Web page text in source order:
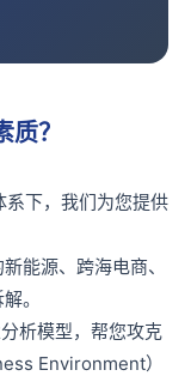
？
下，我们为您提供
能源、跨海电商、
。
析模型，帮您攻克
Environment）